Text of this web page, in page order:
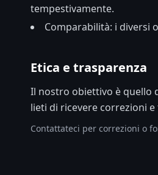
tempestivamente.
Comparabilità: i diversi
Etica e trasparenza
Il nostro obiettivo è quello
lieti di ricevere correzioni
Contattateci per correzioni o